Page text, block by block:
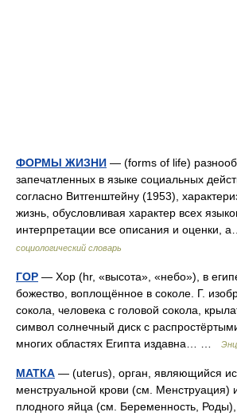
ФОРМЫ ЖИЗНИ — (forms of life)
запечатленных в языке социальных
согласно Витгенштейну (1953),
жизнь, обусловливая характер всех
интерпретации все описания и оценки,
социологический словарь
ГОР — Хор (hr, «высота», «небо»), в
божество, воплощённое в соколе. Г.
сокола, человека с головой сокола,
символ солнечный диск с
многих областях Египта издавна… …
МАТКА — (uterus), орган, являющийся
менструальной крови (см. Менструация)
плодного яйца (см. Беременность,